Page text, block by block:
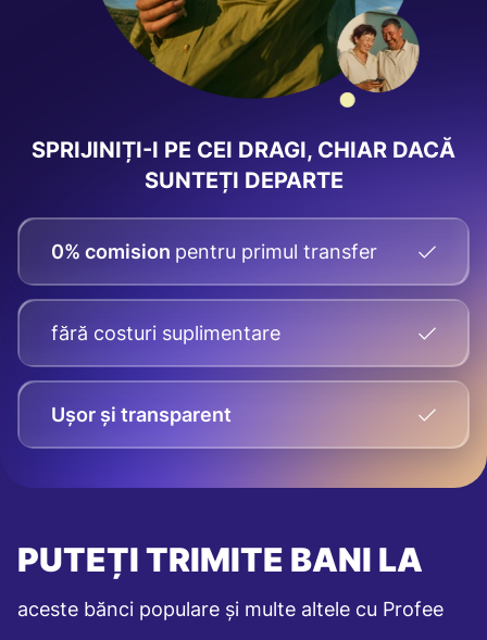
SPRIJINIȚI-I PE CEI DRAGI, CHIAR DACĂ
SUNTEȚI DEPARTE
0% comision pentru primul transfer
fără costuri suplimentare
Ușor și transparent
PUTEȚI TRIMITE BANI LA
aceste bănci populare și multe altele cu Profee